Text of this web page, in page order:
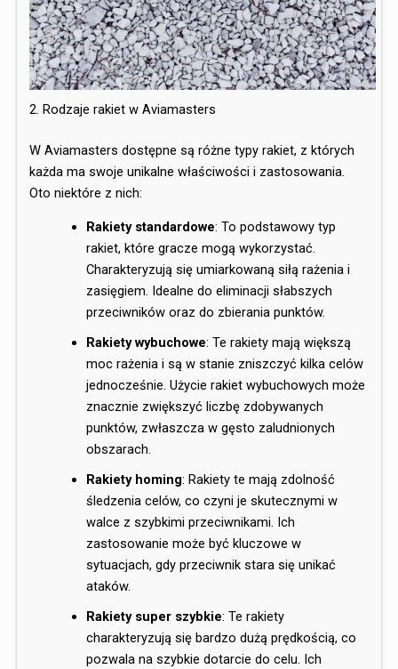
2. Rodzaje rakiet w Aviamasters
W Aviamasters dostępne są różne typy rakiet, z których
każda ma swoje unikalne właściwości i zastosowania.
Oto niektóre z nich:
Rakiety standardowe: To podstawowy typ
rakiet, które gracze mogą wykorzystać.
Charakteryzują się umiarkowaną siłą rażenia i
zasięgiem. Idealne do eliminacji słabszych
przeciwników oraz do zbierania punktów.
Rakiety wybuchowe: Te rakiety mają większą
moc rażenia i są w stanie zniszczyć kilka celów
jednocześnie. Użycie rakiet wybuchowych może
znacznie zwiększyć liczbę zdobywanych
punktów, zwłaszcza w gęsto zaludnionych
obszarach.
Rakiety homing: Rakiety te mają zdolność
śledzenia celów, co czyni je skutecznymi w
walce z szybkimi przeciwnikami. Ich
zastosowanie może być kluczowe w
sytuacjach, gdy przeciwnik stara się unikać
ataków.
Rakiety super szybkie: Te rakiety
charakteryzują się bardzo dużą prędkością, co
pozwala na szybkie dotarcie do celu. Ich